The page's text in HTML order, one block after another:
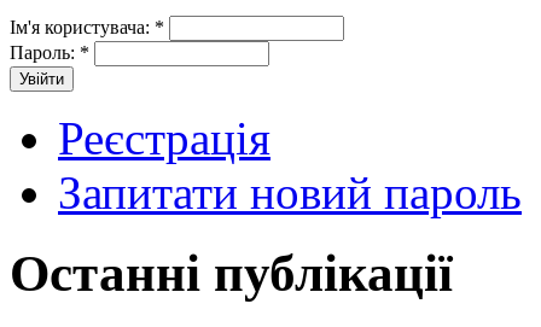
Ім'я користувача: *
Пароль: *
Реєстрація
Запитати новий пароль
Останні публікації